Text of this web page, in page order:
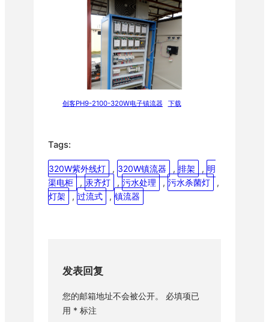
创客PH9-2100-320W电子镇流器 下载
Tags:
320W紫外线灯 , 320W镇流器 , 排架 , 明
渠电柜
, 汞齐灯 , 污水处理 , 污水杀菌灯
灯架
, 过流式 , 镇流器
发表回复
您的邮箱地址不会被公开。
必填项已
用 * 标注